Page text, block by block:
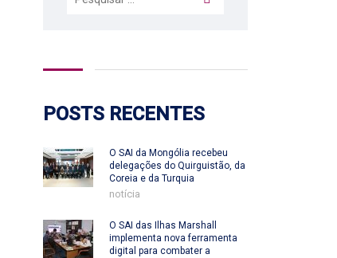
POSTS RECENTES
O SAI da Mongólia recebeu
delegações do Quirguistão, da
Coreia e da Turquia
notícia
O SAI das Ilhas Marshall
implementa nova ferramenta
digital para combater a